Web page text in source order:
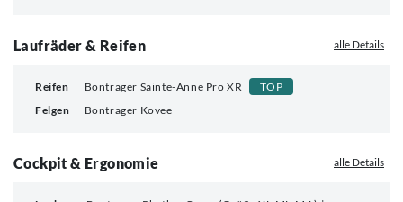
Laufräder & Reifen alle Details
Reifen Bontrager Sainte-Anne Pro XR
TOP
Felgen
Bontrager Kovee
Cockpit & Ergonomie alle Details